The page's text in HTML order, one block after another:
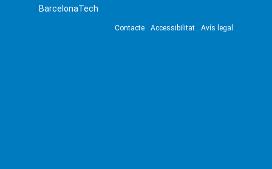
BarcelonaTech
Contacte Accessibilitat Avís legal